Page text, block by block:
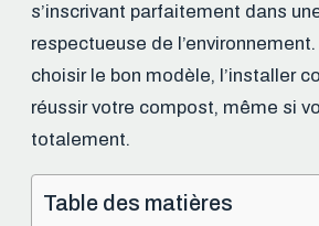
s’inscrivant parfaitement dans
respectueuse de
choisir le bon modèle, l’installer
réussir votre compost, même si
totalement.
Table des matières